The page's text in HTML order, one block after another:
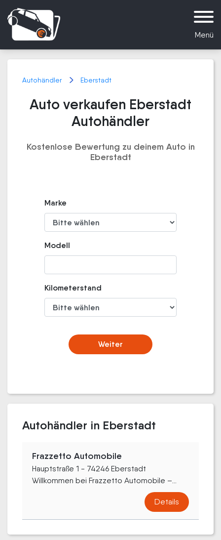
Menü
Autohändler Eberstadt
Auto verkaufen Eberstadt
Autohändler
Kostenlose Bewertung zu deinem Auto in
Eberstadt
Marke
Modell
Kilometerstand
Weiter
Autohändler in Eberstadt
Frazzetto Automobile
Hauptstraße 1 - 74246 Eberstadt
Willkommen bei Frazzetto Automobile –...
Details